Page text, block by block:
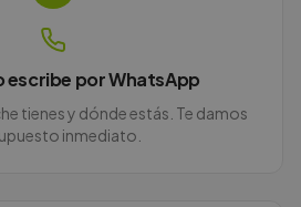
escribe por WhatsApp
tienes y dónde estás. Te damos
inmediato.